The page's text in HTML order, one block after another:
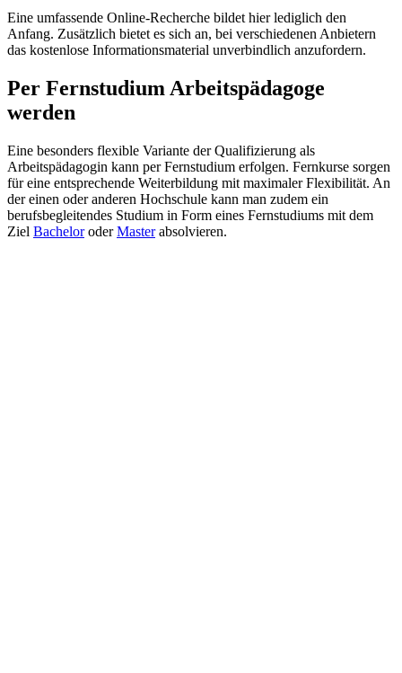
Eine umfassende Online-Recherche bildet hier lediglich den
Anfang. Zusätzlich bietet es sich an, bei verschiedenen Anbietern
das kostenlose Informationsmaterial unverbindlich anzufordern.
Per Fernstudium Arbeitspädagoge
werden
Eine besonders flexible Variante der Qualifizierung als
Arbeitspädagogin kann per Fernstudium erfolgen. Fernkurse sorgen
für eine entsprechende Weiterbildung mit maximaler Flexibilität. An
der einen oder anderen Hochschule kann man zudem ein
berufsbegleitendes Studium in Form eines Fernstudiums mit dem
Ziel BacheloroderMasterabsolvieren.